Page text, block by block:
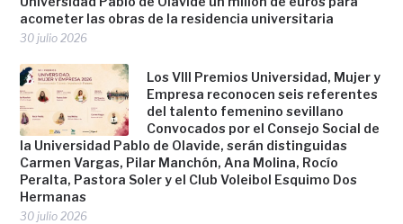
acometer las obras de la residencia universitaria
30 julio 2026
Los VIII Premios Universidad, Mujer y
Empresa reconocen seis referentes
del talento femenino sevillano
Convocados por el Consejo Social de
la Universidad Pablo de Olavide, serán distinguidas
Carmen Vargas, Pilar Manchón, Ana Molina, Rocío
Peralta, Pastora Soler y el Club Voleibol Esquimo Dos
Hermanas
30 julio 2026